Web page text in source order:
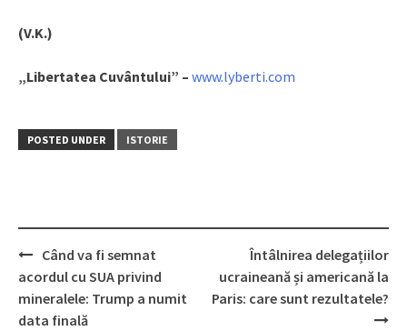
(V.K.)
„Libertatea Cuvântului” – www.lyberti.com
POSTED UNDER ISTORIE
Post
navigation
Când va fi semnat
acordul cu SUA privind
mineralele: Trump a numit
data finală
Întâlnirea delegațiilor
ucraineană și americană la
Paris: care sunt rezultatele?